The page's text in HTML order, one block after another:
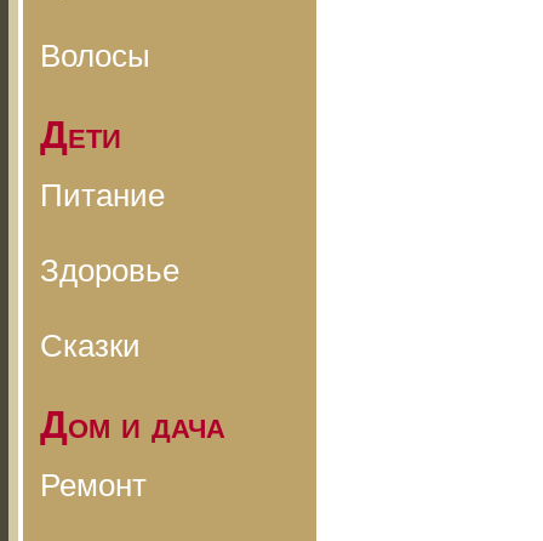
Волосы
Дети
Питание
Здоровье
Сказки
Дом и дача
Ремонт